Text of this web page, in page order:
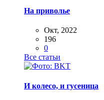
На приволье
Окт, 2022
196
0
Все статьи
И колесо, и гусеница